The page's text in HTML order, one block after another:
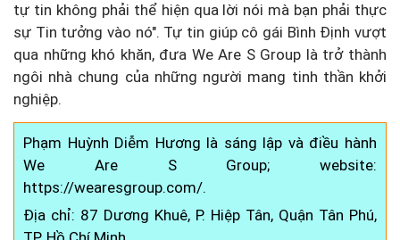
tự tin không phải thể hiện qua lời nói mà bạn phải thực
sự Tin tưởng vào nó". Tự tin giúp cô gái Bình Định vượt
qua những khó khăn, đưa We Are S Group là trở thành
ngôi nhà chung của những người mang tinh thần khởi
nghiệp.
Phạm Huỳnh Diễm Hương là sáng lập và điều hành
We Are S Group; website:
https://wearesgroup.com/.
Địa chỉ: 87 Dương Khuê, P. Hiệp Tân, Quận Tân Phú,